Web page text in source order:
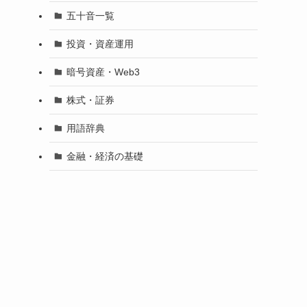
五十音一覧
投資・資産運用
暗号資産・Web3
株式・証券
用語辞典
金融・経済の基礎